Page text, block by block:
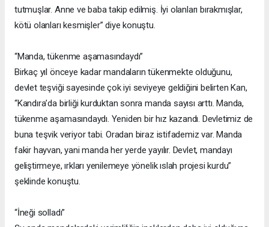
tutmuşlar. Anne ve baba takip edilmiş. İyi olanları bırakmışlar,
kötü olanları kesmişler” diye konuştu.
“Manda, tükenme aşamasındaydı”
Birkaç yıl önceye kadar mandaların tükenmekte olduğunu,
devlet teşviği sayesinde çok iyi seviyeye geldiğini belirten Kan,
“Kandıra’da birliği kurduktan sonra manda sayısı arttı. Manda,
tükenme aşamasındaydı. Yeniden bir hız kazandı. Devletimiz de
buna teşvik veriyor tabi. Oradan biraz istifademiz var. Manda
fakir hayvan, yani manda her yerde yayılır. Devlet, mandayı
geliştirmeye, ırkları yenilemeye yönelik ıslah projesi kurdu”
şeklinde konuştu.
“İneği solladı”